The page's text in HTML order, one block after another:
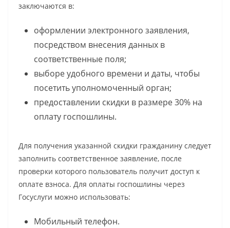
заключаются в:
оформлении электронного заявления,
посредством внесения данных в
соответственные поля;
выборе удобного времени и даты, чтобы
посетить уполномоченный орган;
предоставлении скидки в размере 30% на
оплату госпошлины.
Для получения указанной скидки гражданину следует
заполнить соответственное заявление, после
проверки которого пользователь получит доступ к
оплате взноса. Для оплаты госпошлины через
Госуслуги можно использовать:
Мобильный телефон.